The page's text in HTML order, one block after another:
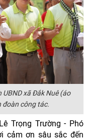
xã Đắk Nuê (áo
đoàn công tác.
Trọng Trường - Phó
cảm ơn sâu sắc đến